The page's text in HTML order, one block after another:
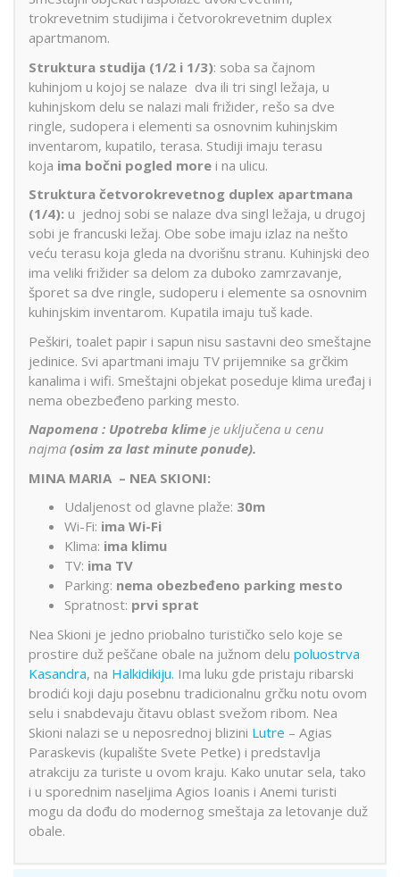
trokrevetnim studijima i četvorokrevetnim duplex
apartmanom.
Struktura studija (1/2 i 1/3): soba sa čajnom
kuhinjom u kojoj se nalaze dva ili tri singl ležaja, u
kuhinjskom delu se nalazi mali frižider, rešo sa dve
ringle, sudopera i elementi sa osnovnim kuhinjskim
inventarom, kupatilo, terasa. Studiji imaju terasu
koja ima bočni pogled more i na ulicu.
Struktura četvorokrevetnog duplex apartmana
(1/4): u jednoj sobi se nalaze dva singl ležaja, u drugoj
sobi je francuski ležaj. Obe sobe imaju izlaz na nešto
veću terasu koja gleda na dvorišnu stranu. Kuhinjski deo
ima veliki frižider sa delom za duboko zamrzavanje,
šporet sa dve ringle, sudoperu i elemente sa osnovnim
kuhinjskim inventarom. Kupatila imaju tuš kade.
Peškiri, toalet papir i sapun nisu sastavni deo smeštajne
jedinice. Svi apartmani imaju TV prijemnike sa grčkim
kanalima i wifi. Smeštajni objekat poseduje klima uređaj i
nema obezbeđeno parking mesto.
Napomena : Upotreba klime je uključena u cenu
najma (osim za last minute ponude).
MINA MARIA – NEA SKIONI:
Udaljenost od glavne plaže: 30m
Wi-Fi: ima Wi-Fi
Klima: ima klimu
TV: ima TV
Parking: nema obezbeđeno parking mesto
Spratnost: prvi sprat
Nea Skioni je jedno priobalno turističko selo koje se
prostire duž peščane obale na južnom delu poluostrva
Kasandra, na Halkidikiju. Ima luku gde pristaju ribarski
brodići koji daju posebnu tradicionalnu grčku notu ovom
selu i snabdevaju čitavu oblast svežom ribom. Nea
Skioni nalazi se u neposrednoj blizini Lutre – Agias
Paraskevis (kupalište Svete Petke) i predstavlja
atrakciju za turiste u ovom kraju. Kako unutar sela, tako
i u sporednim naseljima Agios Ioanis i Anemi turisti
mogu da dođu do modernog smeštaja za letovanje duž
obale.